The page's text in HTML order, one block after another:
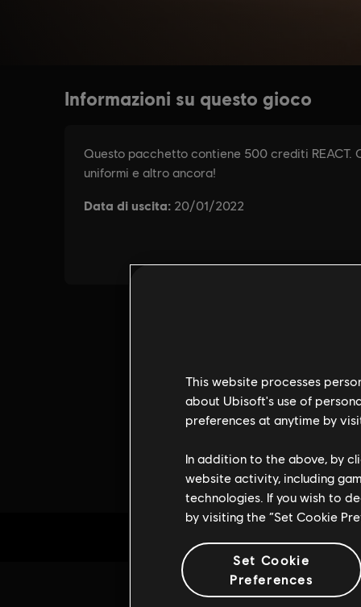
This website processes
about Ubisoft's use of
preferences at anytime by
In addition to the above, by
website activity, including
technologies. If you wish to
by visiting the “Set Cookie
Set Cookie
Preferences